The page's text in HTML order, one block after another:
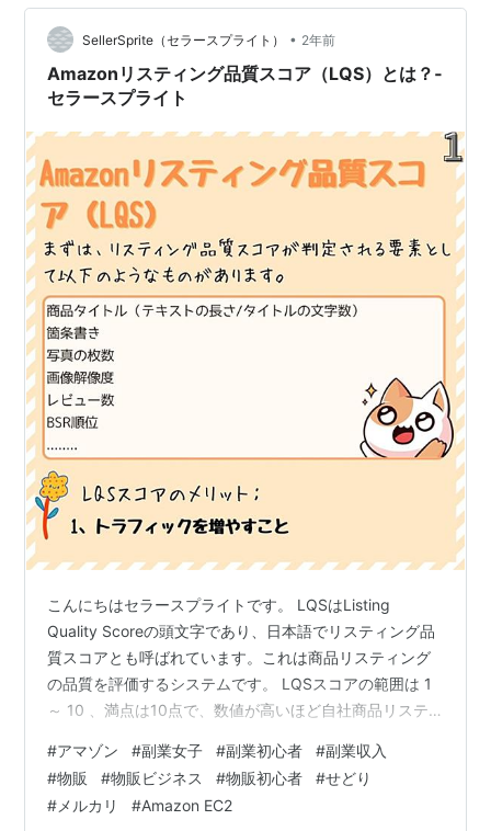
くなら調べたことをブログにまとめてみては？というこ
とになり、今回こちらの記事を書くこととな…
SellerSprite（セラースプライト） • 2年前
Amazonリスティング品質スコア（LQS）とは？‐
セラースプライト
こんにちはセラースプライトです。 LQSはListing
Quality Scoreの頭文字であり、日本語でリスティング品
質スコアとも呼ばれています。これは商品リスティング
の品質を評価するシステムです。 LQSスコアの範囲は 1
～ 10 、満点は10点で、数値が高いほど自社商品リステ
転換率やトラフィックの低下につながるリスクがありま
す！ もし自社商品のトラフィックを増やしたいなら、ぜ
ひ「リスティング品質スコア」を重視してください！ 詳
#アマゾン #副業女子 #副業初心者 #副業収入
#物販 #物販ビジネス #物販初心者 #せどり
# メルカリ #Amazon EC2